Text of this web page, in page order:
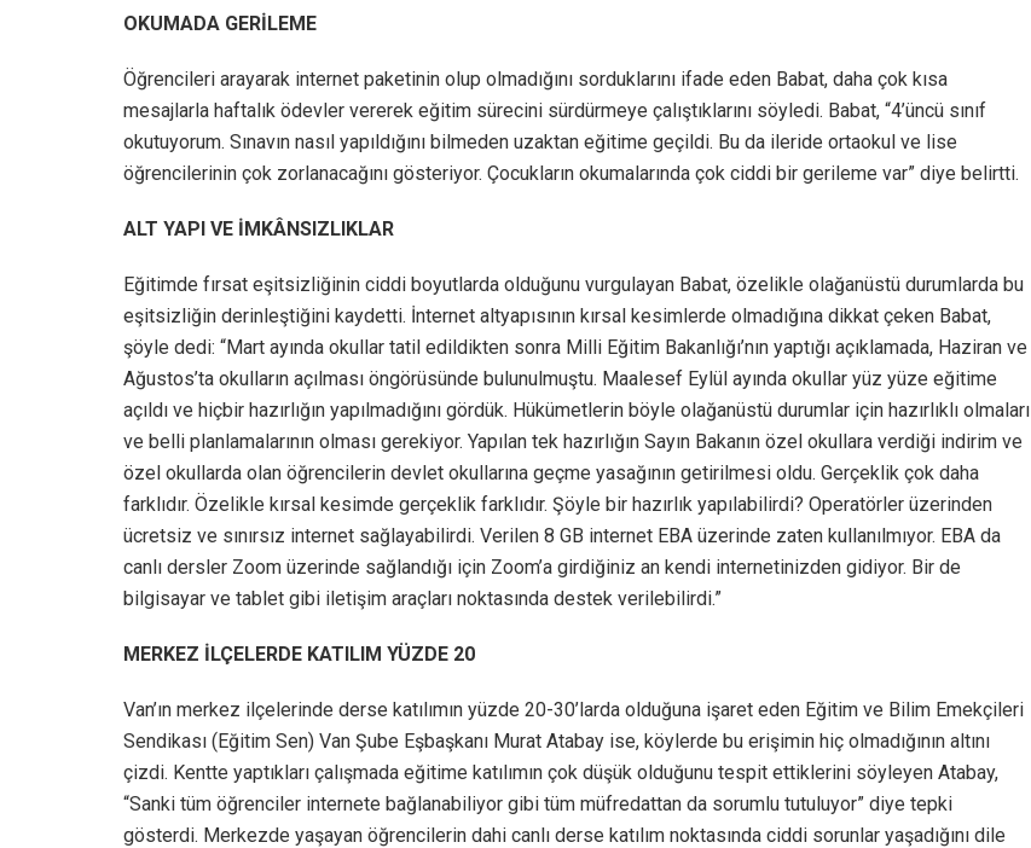
OKUMADA GERİLEME
Öğrencileri arayarak internet paketinin olup olmadığını sorduklarını ifade eden Babat, daha çok kısa
mesajlarla haftalık ödevler vererek eğitim sürecini sürdürmeye çalıştıklarını söyledi. Babat, “4’üncü sınıf
okutuyorum. Sınavın nasıl yapıldığını bilmeden uzaktan eğitime geçildi. Bu da ileride ortaokul ve lise
öğrencilerinin çok zorlanacağını gösteriyor. Çocukların okumalarında çok ciddi bir gerileme var” diye belirtti.
ALT YAPI VE İMKÂNSIZLIKLAR
Eğitimde fırsat eşitsizliğinin ciddi boyutlarda olduğunu vurgulayan Babat, özelikle olağanüstü durumlarda bu
eşitsizliğin derinleştiğini kaydetti. İnternet altyapısının kırsal kesimlerde olmadığına dikkat çeken Babat,
şöyle dedi: “Mart ayında okullar tatil edildikten sonra Milli Eğitim Bakanlığı’nın yaptığı açıklamada, Haziran ve
Ağustos’ta okulların açılması öngörüsünde bulunulmuştu. Maalesef Eylül ayında okullar yüz yüze eğitime
açıldı ve hiçbir hazırlığın yapılmadığını gördük. Hükümetlerin böyle olağanüstü durumlar için hazırlıklı olmaları
ve belli planlamalarının olması gerekiyor. Yapılan tek hazırlığın Sayın Bakanın özel okullara verdiği indirim ve
özel okullarda olan öğrencilerin devlet okullarına geçme yasağının getirilmesi oldu. Gerçeklik çok daha
farklıdır. Özelikle kırsal kesimde gerçeklik farklıdır. Şöyle bir hazırlık yapılabilirdi? Operatörler üzerinden
ücretsiz ve sınırsız internet sağlayabilirdi. Verilen 8 GB internet EBA üzerinde zaten kullanılmıyor. EBA da
canlı dersler Zoom üzerinde sağlandığı için Zoom’a girdiğiniz an kendi internetinizden gidiyor. Bir de
bilgisayar ve tablet gibi iletişim araçları noktasında destek verilebilirdi.”
MERKEZ İLÇELERDE KATILIM YÜZDE 20
Van’ın merkez ilçelerinde derse katılımın yüzde 20-30’larda olduğuna işaret eden Eğitim ve Bilim Emekçileri
Sendikası (Eğitim Sen) Van Şube Eşbaşkanı Murat Atabay ise, köylerde bu erişimin hiç olmadığının altını
çizdi. Kentte yaptıkları çalışmada eğitime katılımın çok düşük olduğunu tespit ettiklerini söyleyen Atabay,
“Sanki tüm öğrenciler internete bağlanabiliyor gibi tüm müfredattan da sorumlu tutuluyor” diye tepki
gösterdi. Merkezde yaşayan öğrencilerin dahi canlı derse katılım noktasında ciddi sorunlar yaşadığını dile